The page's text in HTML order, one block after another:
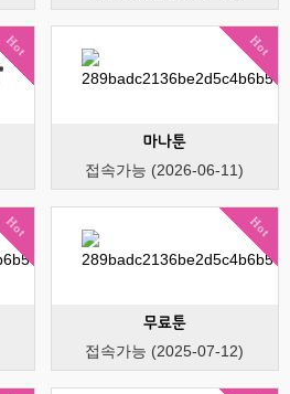
Hot Hot
마나툰
접속가능 (2026-06-11)
Hot Hot
무료툰
접속가능 (2025-07-12)